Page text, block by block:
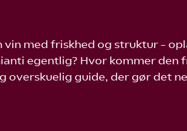
vin med friskhed og struktur –
egentlig? Hvor kommer den
overskuelig guide, der gør det